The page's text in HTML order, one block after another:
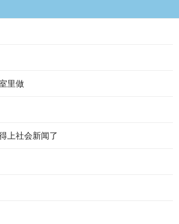
里做
上社会新闻了